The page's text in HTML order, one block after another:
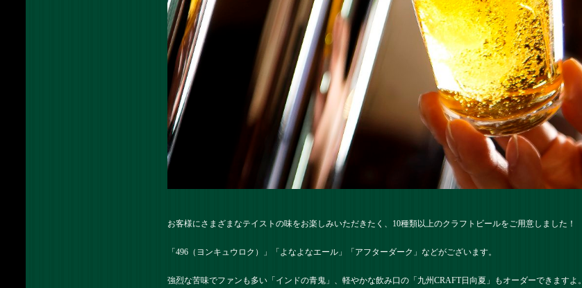
お客様にさまざまなテイストの味をお楽しみいただきたく、10種類以上のクラフトビールをご用意しました！
「496（ヨンキュウロク）」「よなよなエール」「アフターダーク」などがございます。
強烈な苦味でファンも多い「インドの青鬼」、軽やかな飲み口の「九州CRAFT日向夏」もオーダーできますよ。